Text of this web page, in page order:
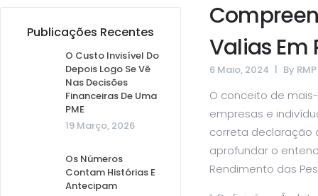
Publicações Recentes
O Custo Invisível Do
Depois Logo Se Vê
Nas Decisões
Financeiras De Uma
PME
19 Março, 2026
Os Números
Contam Histórias E
Antecipam
Valias Em
6 Maio, 2024 By RMP
O conceito de
empresas e
correta declaração
aprofundar o
Rendimento das